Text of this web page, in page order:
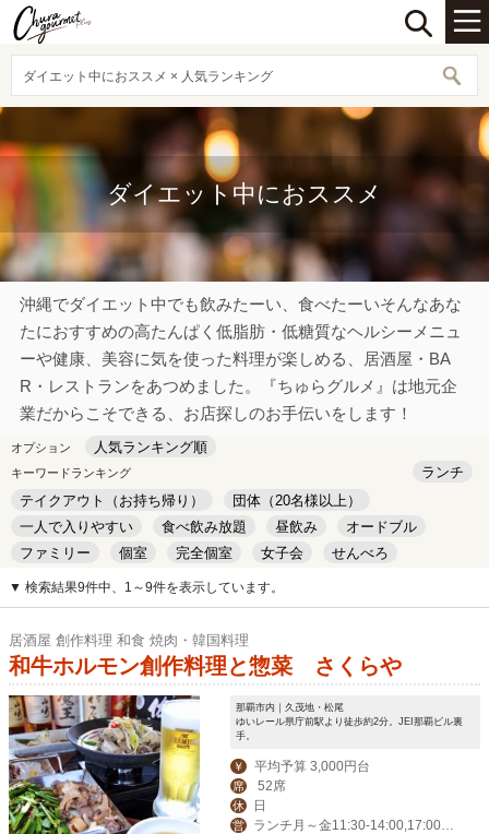
ダイエット中におススメ × 人気ランキング
ダイエット中におススメ
沖縄でダイエット中でも飲みたーい、食べたーいそんなあな
たにおすすめの高たんぱく低脂肪・低糖質なヘルシーメニュ
ーや健康、美容に気を使った料理が楽しめる、居酒屋・BA
R・レストランをあつめました。『ちゅらグルメ』は地元企
業だからこそできる、お店探しのお手伝いをします！
オプション 人気ランキング順
キーワードランキング
ランチ
テイクアウト（お持ち帰り）
団体（20名様以上）
一人で入りやすい
食べ飲み放題 昼飲み
オードブル
ファミリー
個室 完全個室 女子会
せんべろ
キッズルーム
安い デート
▼ 検索結果9件中、1～9件を表示しています。
居酒屋 創作料理 和食 焼肉・韓国料理
和牛ホルモン創作料理と惣菜 さくらや
那覇市内｜久茂地・松尾
ゆいレール県庁前駅より徒歩約2分。JEI那覇ビル裏
手。
￥ 平均予算 3,000円台
席 52席
休 日
営
ランチ月～金11:30-14:00,17:00-2